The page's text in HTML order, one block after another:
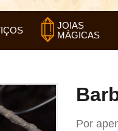
JOIAS
MÁGICAS
Por